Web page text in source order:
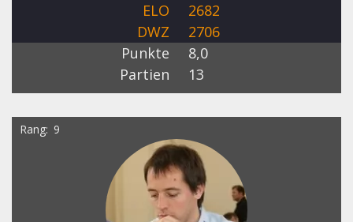
ELO
2682
DWZ
2706
Punkte
8,0
Partien
13
Rang 9